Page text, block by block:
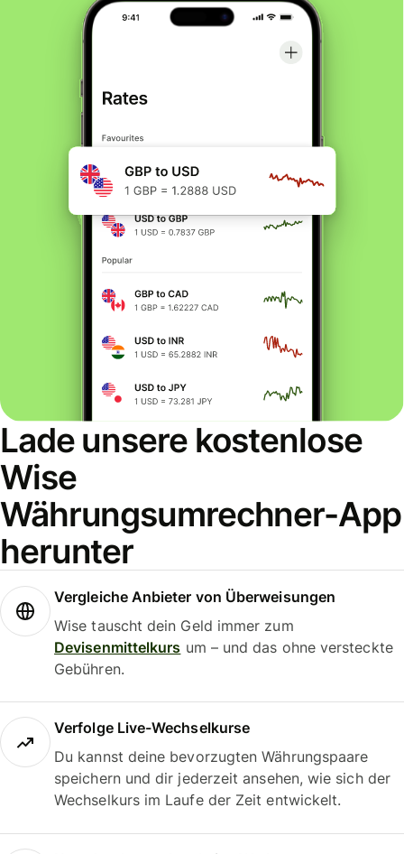
Lade unsere kostenlose
Wise
Währungsumrechner-App
herunter
Vergleiche Anbieter von Überweisungen
Wise tauscht dein Geld immer zum
Devisenmittelkurs um – und das ohne versteckte
Gebühren.
Verfolge Live-Wechselkurse
Du kannst deine bevorzugten Währungspaare
speichern und dir jederzeit ansehen, wie sich der
Wechselkurs im Laufe der Zeit entwickelt.